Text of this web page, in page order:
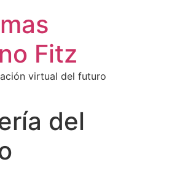
Fitz
virtual del futuro
del